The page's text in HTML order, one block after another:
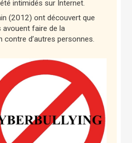
intimidés sur Internet.
(2012) ont découvert que
avouent faire de la
contre d’autres personnes.